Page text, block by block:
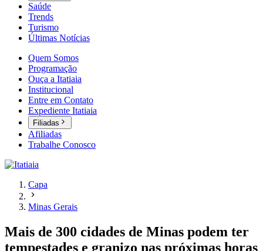
Saúde
Trends
Turismo
Últimas Notícias
Quem Somos
Programação
Ouça a Itatiaia
Institucional
Entre em Contato
Expediente Itatiaia
Filiadas
Afiliadas
Trabalhe Conosco
Capa
Minas Gerais
Mais de 300 cidades de Minas podem ter
tempestades e granizo nas próximas horas